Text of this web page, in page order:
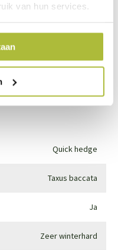
van hun services.
Quick hedge
Taxus baccata
Ja
Zeer winterhard